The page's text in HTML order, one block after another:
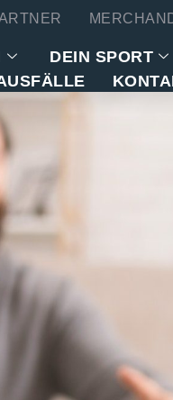
DEIN SPORT